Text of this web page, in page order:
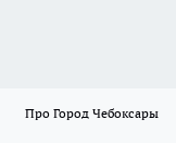
Про Город Чебоксары